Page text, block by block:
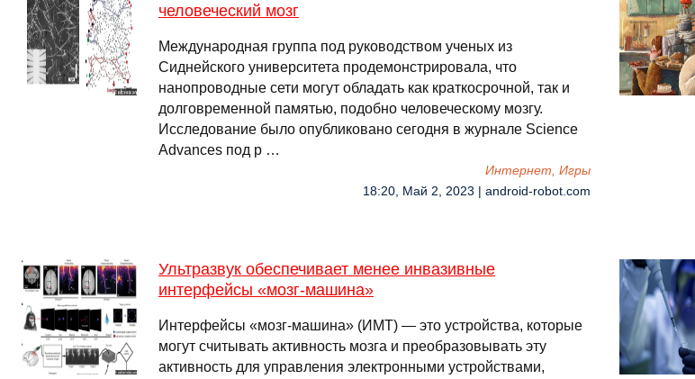
человеческий мозг
Международная группа под руководством ученых из
Сиднейского университета продемонстрировала, что
нанопроводные сети могут обладать как краткосрочной, так и
долговременной памятью, подобно человеческому мозгу.
Исследование было опубликовано сегодня в журнале Science
Advances под р …
Интернет, Игры
18:20, Май 2, 2023 | android-robot.com
Ультразвук обеспечивает менее инвазивные
интерфейсы «мозг-машина»
Интерфейсы «мозг-машина» (ИМТ) — это устройства, которые
могут считывать активность мозга и преобразовывать эту
активность для управления электронными устройствами,